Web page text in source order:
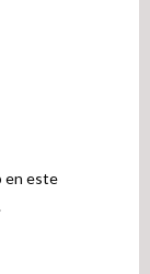
en este